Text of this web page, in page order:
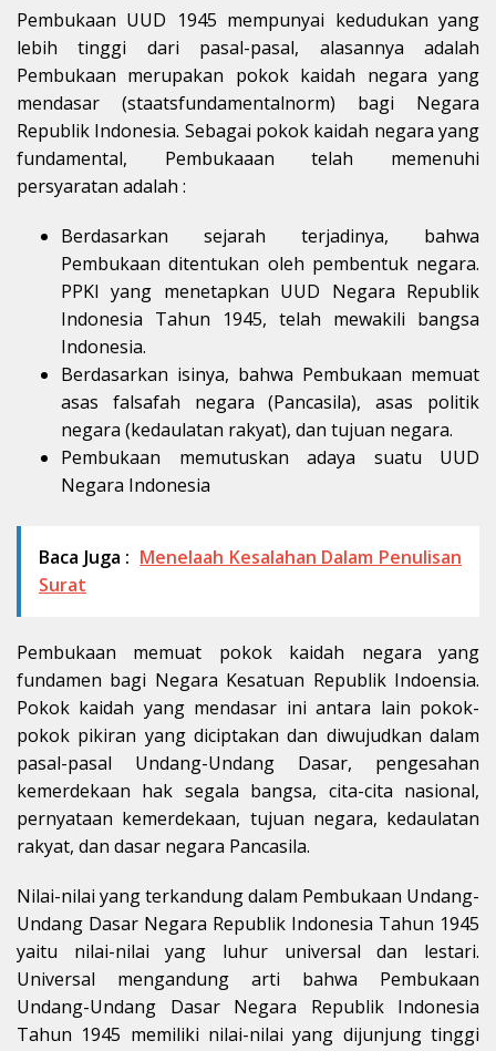
Pembukaan UUD 1945 mempunyai kedudukan yang
lebih tinggi dari pasal-pasal, alasannya adalah
Pembukaan merupakan pokok kaidah negara yang
mendasar (staatsfundamentalnorm) bagi Negara
Republik Indonesia. Sebagai pokok kaidah negara yang
fundamental, Pembukaaan telah memenuhi
persyaratan adalah :
Berdasarkan sejarah terjadinya, bahwa
Pembukaan ditentukan oleh pembentuk negara.
PPKI yang menetapkan UUD Negara Republik
Indonesia Tahun 1945, telah mewakili bangsa
Indonesia.
Berdasarkan isinya, bahwa Pembukaan memuat
asas falsafah negara (Pancasila), asas politik
negara (kedaulatan rakyat), dan tujuan negara.
Pembukaan memutuskan adaya suatu UUD
Negara Indonesia
Baca Juga : Menelaah Kesalahan Dalam Penulisan
Surat
Pembukaan memuat pokok kaidah negara yang
fundamen bagi Negara Kesatuan Republik Indoensia.
Pokok kaidah yang mendasar ini antara lain pokok-
pokok pikiran yang diciptakan dan diwujudkan dalam
pasal-pasal Undang-Undang Dasar, pengesahan
kemerdekaan hak segala bangsa, cita-cita nasional,
pernyataan kemerdekaan, tujuan negara, kedaulatan
rakyat, dan dasar negara Pancasila.
Nilai-nilai yang terkandung dalam Pembukaan Undang-
Undang Dasar Negara Republik Indonesia Tahun 1945
yaitu nilai-nilai yang luhur universal dan lestari.
Universal mengandung arti bahwa Pembukaan
Undang-Undang Dasar Negara Republik Indonesia
Tahun 1945 memiliki nilai-nilai yang dijunjung tinggi